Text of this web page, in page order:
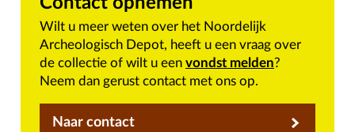
Wilt u meer weten over het Noordelijk
Archeologisch Depot, heeft u een vraag over
de collectie of wilt u een vondst melden?
Neem dan gerust contact met ons op.
Naar contact